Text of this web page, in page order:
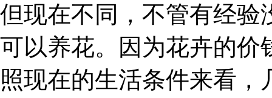
但现在不同，不管有经验
可以养花。因为花卉的价
照现在的生活条件来看